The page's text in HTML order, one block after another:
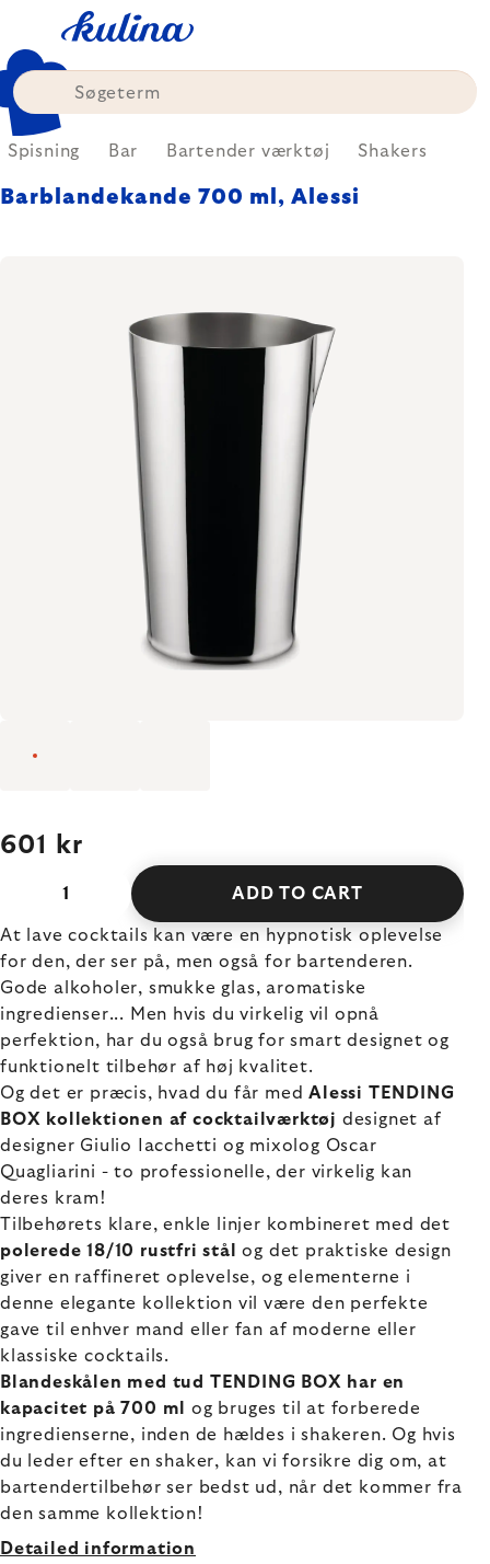
content
Spisning Bar Bartender værktøj Shakers
Barblandekande 700 ml, Alessi
601 kr
ADD TO CART
At lave cocktails kan være en hypnotisk oplevelse
for den, der ser på, men også for bartenderen.
Gode alkoholer, smukke glas, aromatiske
ingredienser... Men hvis du virkelig vil opnå
perfektion, har du også brug for smart designet og
funktionelt tilbehør af høj kvalitet.
Og det er præcis, hvad du får medAlessi TENDING
BOX kollektionen af cocktailværktøj designet af
designer Giulio Iacchetti og mixolog Oscar
Quagliarini - to professionelle, der virkelig kan
deres kram!
Tilbehørets klare, enkle linjer kombineret med det
polerede 18/10 rustfri stål
og det praktiske design
giver en raffineret oplevelse, og elementerne i
denne elegante kollektion vil være den perfekte
gave til enhver mand eller fan af moderne eller
klassiske cocktails.
Blandeskålen med tud TENDING BOX har en
kapacitet på 700 ml
og bruges til at forberede
ingredienserne, inden de hældes i shakeren. Og hvis
du leder efter en shaker, kan vi forsikre dig om, at
bartendertilbehør ser bedst ud, når det kommer fra
den samme kollektion!
Detailed information